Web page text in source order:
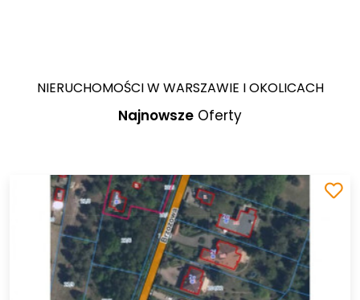
NIERUCHOMOŚCI W WARSZAWIE I OKOLICACH
Najnowsze Oferty